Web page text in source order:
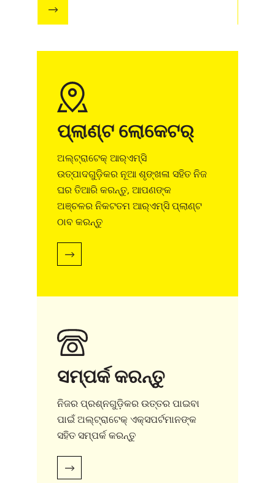
ପ୍ଲାଣ୍ଟ ଲୋକେଟର୍
ଅଲ୍‌ଟ୍ରାଟେକ୍ ଆର୍‌ଏମ୍‌ସି
ଉତ୍ପାଦଗୁଡ଼ିକର ନୂଆ ଶୃଙ୍ଖଳା ସହିତ ନିଜ
ଘର ତିଆରି କରନ୍ତୁ, ଆପଣଙ୍କ
ଅଞ୍ଚଳର ନିକଟତମ ଆର୍‌ଏମ୍‌ସି ପ୍ଲାଣ୍ଟ
ଠାବ କରନ୍ତୁ
ସମ୍ପର୍କ କରନ୍ତୁ
ନିଜର ପ୍ରଶ୍ନଗୁଡ଼ିକର ଉତ୍ତର ପାଇବା
ପାଇଁ ଅଲ୍‌ଟ୍ରାଟେକ୍ ଏକ୍ସପର୍ଟମାନଙ୍କ
ସହିତ ସମ୍ପର୍କ କରନ୍ତୁ